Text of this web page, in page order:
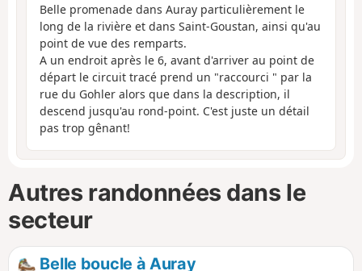
Belle promenade dans Auray particulièrement le
long de la rivière et dans Saint-Goustan, ainsi qu'au
point de vue des remparts.
A un endroit après le 6, avant d'arriver au point de
départ le circuit tracé prend un "raccourci " par la
rue du Gohler alors que dans la description, il
descend jusqu'au rond-point. C'est juste un détail
pas trop gênant!
Autres randonnées dans le
secteur
Belle boucle à Auray